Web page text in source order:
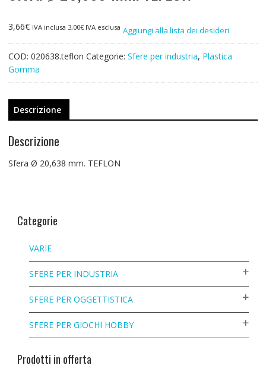
3,66€ IVA inclusa 3,00€IVA esclusa Aggiungi alla lista dei desideri
COD: 020638.teflon Categorie: Sfere per industria, Plastica
Gomma
Descrizione
Descrizione
Sfera Ø 20,638 mm. TEFLON
Categorie
VARIE
SFERE PER INDUSTRIA
SFERE PER OGGETTISTICA
SFERE PER GIOCHI HOBBY
Prodotti in offerta